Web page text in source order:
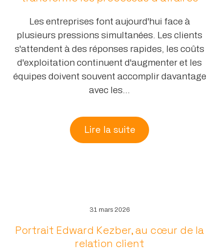
Les entreprises font aujourd'hui face à
plusieurs pressions simultanées. Les clients
s'attendent à des réponses rapides, les coûts
d'exploitation continuent d'augmenter et les
équipes doivent souvent accomplir davantage
avec les...
Lire la suite
31 mars 2026
Portrait Edward Kezber, au cœur de la
relation client